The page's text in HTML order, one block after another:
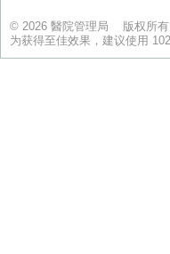
© 2026 醫院管理局 版权所
为获得至佳效果，建议使用